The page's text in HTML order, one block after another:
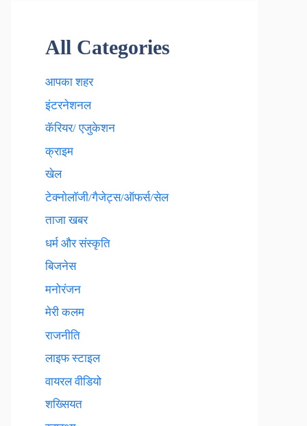
All Categories
आपका शहर
इंटरनेशनल
कॅरियर/ एजुकेशन
क्राइम
खेल
टेक्नाेलाॅजी/गैजेट्स/ऑफर्स/सेल
ताजा खबर
धर्म और संस्कृति
बिजनेस
मनोरंजन
मेरी कलम
राजनीति
लाइफ स्टाइल
वायरल वीडियो
शख्सियत